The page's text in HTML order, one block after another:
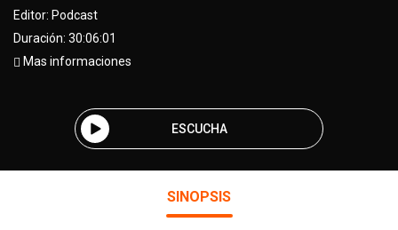
Editor: Podcast
Duración: 30:06:01
Mas informaciones
ESCUCHA
SINOPSIS